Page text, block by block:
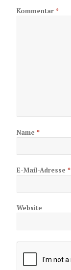
Kommentar*
Name*
E-Mail-Adresse*
Website